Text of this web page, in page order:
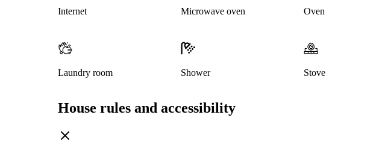
Internet Microwave oven Oven
Laundry room Shower Stove
House rules and accessibility